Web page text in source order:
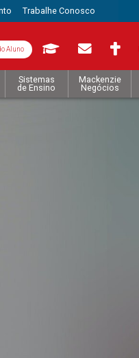
Trabalhe Conosco
Aluno
Sistemas
de Ensino
Mackenzie
Negócios